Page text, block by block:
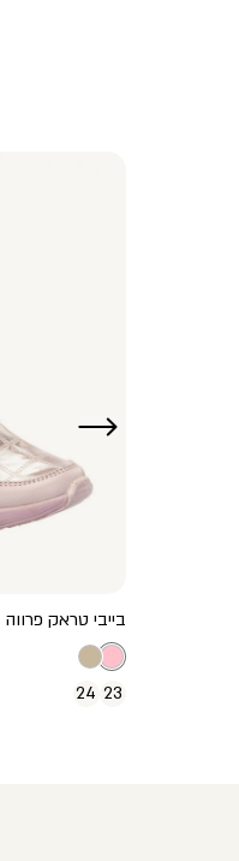
ימינה
בייבי טראק פרווה
23
24